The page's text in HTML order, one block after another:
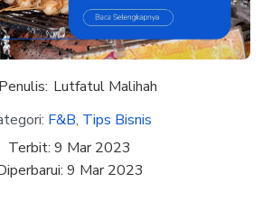
Penulis: Lutfatul Malihah
F&B, Tips Bisnis
Terbit: 9 Mar 2023
9 Mar 2023